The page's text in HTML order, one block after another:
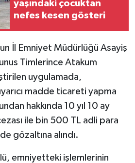
yaşındaki çocuktan
nefes kesen gösteri
İl Emniyet Müdürlüğü Asayiş
Timlerince Atakum
uygulamada,
madde ticareti yapma
hakkında 10 yıl 10 ay
ile bin 500 TL adli para
gözaltına alındı.
emniyetteki işlemlerinin